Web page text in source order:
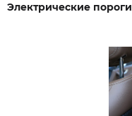
Электрические пороги